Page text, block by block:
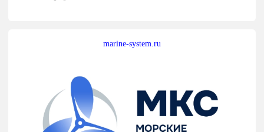
marine-system.ru